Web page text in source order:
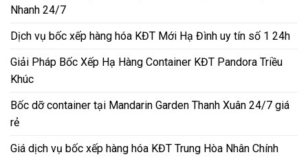
Nhanh 24/7
Dịch vụ bốc xếp hàng hóa KĐT Mới Hạ Đình uy tín số 1 24h
Giải Pháp Bốc Xếp Hạ Hàng Container KĐT Pandora Triều
Khúc
Bốc dỡ container tại Mandarin Garden Thanh Xuân 24/7 giá
rẻ
Giá dịch vụ bốc xếp hàng hóa KĐT Trung Hòa Nhân Chính